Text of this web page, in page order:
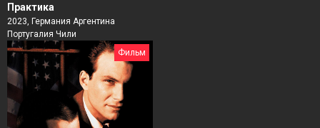
Практика
2023, Германия Аргентина
Португалия Чили
Фильм